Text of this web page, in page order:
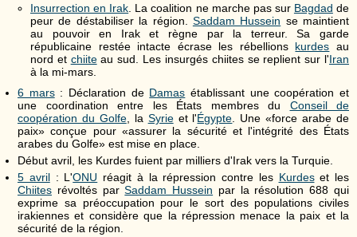
Insurrection en Irak . La coalition ne marche pas sur Bagdad de
peur de déstabiliser la région. Saddam Hussein se maintient
au pouvoir en Irak et règne par la terreur. Sa garde
républicaine restée intacte écrase les rébellions kurdes au
nord et chiiteau sud. Les insurgés chiites se replient sur l'Iran
à la mi-mars.
6 mars: Déclaration de Damas établissant une coopération et
une coordination entre les États membres du Conseil de
coopération du Golfe, la Syrieet l'Égypte . Une «force arabe de
paix» conçue pour «assurer la sécurité et l'intégrité des États
arabes du Golfe» est mise en place.
Début avril, les Kurdes fuient par milliers d'Irak vers la Turquie.
5 avril: L'ONU réagit à la répression contre les Kurdeset les
Chiites révoltés parSaddam Hussein par la résolution 688 qui
exprime sa préoccupation pour le sort des populations civiles
irakiennes et considère que la répression menace la paix et la
sécurité de la région.